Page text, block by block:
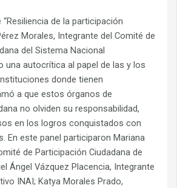
de la participación
Morales, Integrante del Comité de
del Sistema Nacional
una autocrítica al papel de las y los
donde tienen
a que estos órganos de
no olviden su responsabilidad,
en los logros conquistados con
En este panel participaron Mariana
de Participación Ciudadana de
Ángel Vázquez Placencia, Integrante
INAI; Katya Morales Prado,